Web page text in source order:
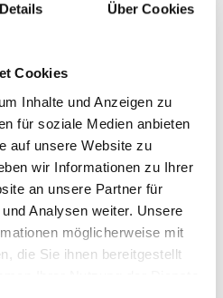
Details Über Cookies
Cookies
Inhalte und Anzeigen zu
für soziale Medien anbieten
auf unsere Website zu
wir Informationen zu Ihrer
an unsere Partner für
Analysen weiter. Unsere
möglicherweise mit
die Sie ihnen bereitgestellt
JOB OFFERS
WAITING FOR YOU